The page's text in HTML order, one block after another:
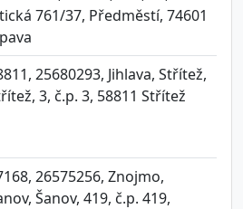
761/37, Předměstí, 74601
25680293, Jihlava, Střítež,
3, č.p. 3, 58811 Střítež
26575256, Znojmo,
Šanov, 419, č.p. 419,